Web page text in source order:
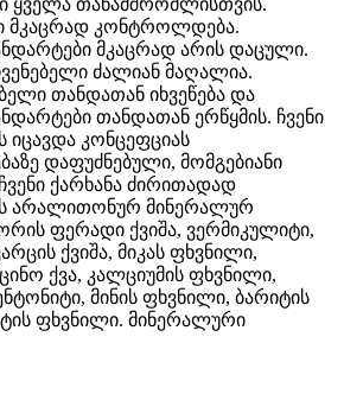
მკაცრად კონტროლდება.
მკაცრად არის დაცული.
ძალიან მაღალია.
თანდათან იხვეწება და
თანდათან ერწყმის. ჩვენი
იცავდა კონცეფციას
დაფუძნებული, მომგებიანი
ქარხანა ძირითადად
არალითონურ მინერალურ
ფერადი ქვიშა, ვერმიკულიტი,
ქვიშა, მიკას ფხვნილი,
ქვა, კალციუმის ფხვნილი,
მინის ფხვნილი, ბარიტის
ფხვნილი. მინერალური